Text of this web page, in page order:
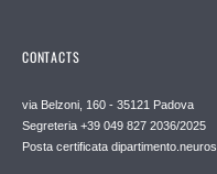
CONTACTS
via Belzoni, 160 - 35121 Padova
Segreteria +39 049 827 2036/2025
Posta certificata